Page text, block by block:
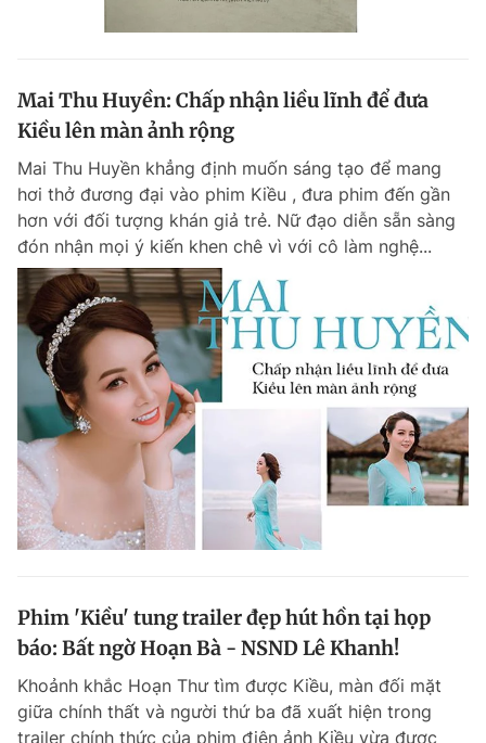
Mai Thu Huyền: Chấp nhận liều lĩnh để đưa
Kiều lên màn ảnh rộng
Mai Thu Huyền khẳng định muốn sáng tạo để mang
hơi thở đương đại vào phim Kiều , đưa phim đến gần
hơn với đối tượng khán giả trẻ. Nữ đạo diễn sẵn sàng
đón nhận mọi ý kiến khen chê vì với cô làm nghệ...
Phim 'Kiều' tung trailer đẹp hút hồn tại họp
báo: Bất ngờ Hoạn Bà - NSND Lê Khanh!
Khoảnh khắc Hoạn Thư tìm được Kiều, màn đối mặt
giữa chính thất và người thứ ba đã xuất hiện trong
trailer chính thức của phim điện ảnh Kiều vừa được